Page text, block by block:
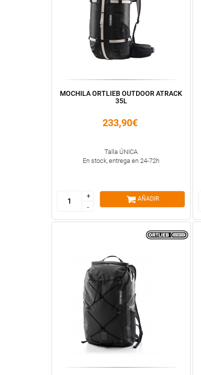
MOCHILA ORTLIEB OUTDOOR ATRACK
35L
233,90€
Talla ÚNICA
En stock, entrega en 24-72h
+
-
+
-
AÑADIR